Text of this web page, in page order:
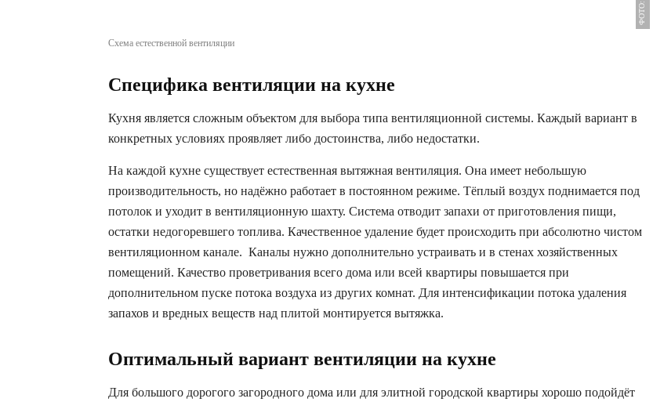
Схема естественной вентиляции
Специфика вентиляции на кухне
Кухня является сложным объектом для выбора типа вентиляционной системы. Каждый вариант в
конкретных условиях проявляет либо достоинства, либо недостатки.
На каждой кухне существует естественная вытяжная вентиляция. Она имеет небольшую
производительность, но надёжно работает в постоянном режиме. Тёплый воздух поднимается под
потолок и уходит в вентиляционную шахту. Система отводит запахи от приготовления пищи,
остатки недогоревшего топлива. Качественное удаление будет происходить при абсолютно чистом
вентиляционном канале. Каналы нужно дополнительно устраивать и в стенах хозяйственных
помещений. Качество проветривания всего дома или всей квартиры повышается при
дополнительном пуске потока воздуха из других комнат. Для интенсификации потока удаления
запахов и вредных веществ над плитой монтируется вытяжка.
Оптимальный вариант вентиляции на кухне
Для большого дорогого загородного дома или для элитной городской квартиры хорошо подойдёт